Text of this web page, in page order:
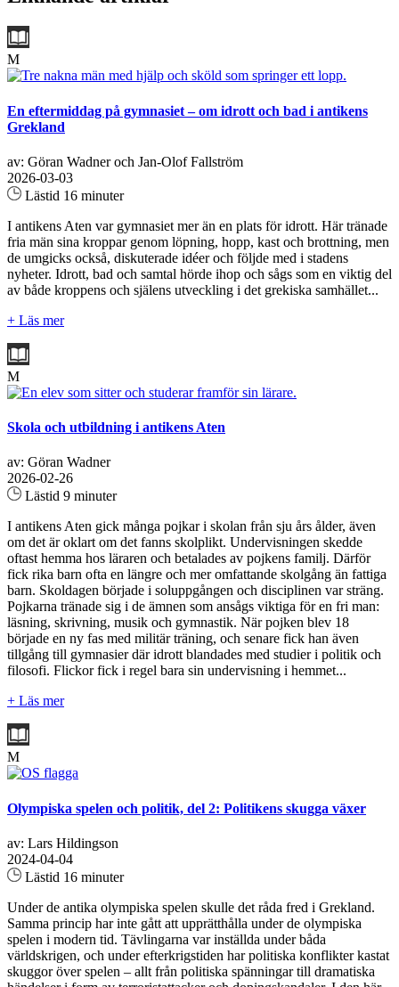
M
En eftermiddag på gymnasiet – om idrott och bad i antikens
Grekland
av: Göran Wadner och Jan-Olof Fallström
2026-03-03
Lästid 16 minuter
I antikens Aten var gymnasiet mer än en plats för idrott. Här tränade
fria män sina kroppar genom löpning, hopp, kast och brottning, men
de umgicks också, diskuterade idéer och följde med i stadens
nyheter. Idrott, bad och samtal hörde ihop och sågs som en viktig del
av både kroppens och själens utveckling i det grekiska samhället...
+ Läs mer
M
Skola och utbildning i antikens Aten
av: Göran Wadner
2026-02-26
Lästid 9 minuter
I antikens Aten gick många pojkar i skolan från sju års ålder, även
om det är oklart om det fanns skolplikt. Undervisningen skedde
oftast hemma hos läraren och betalades av pojkens familj. Därför
fick rika barn ofta en längre och mer omfattande skolgång än fattiga
barn. Skoldagen började i soluppgången och disciplinen var sträng.
Pojkarna tränade sig i de ämnen som ansågs viktiga för en fri man:
läsning, skrivning, musik och gymnastik. När pojken blev 18
började en ny fas med militär träning, och senare fick han även
tillgång till gymnasier där idrott blandades med studier i politik och
filosofi. Flickor fick i regel bara sin undervisning i hemmet...
+ Läs mer
M
Olympiska spelen och politik, del 2: Politikens skugga växer
av: Lars Hildingson
2024-04-04
Lästid 16 minuter
Under de antika olympiska spelen skulle det råda fred i Grekland.
Samma princip har inte gått att upprätthålla under de olympiska
spelen i modern tid. Tävlingarna var inställda under båda
världskrigen, och under efterkrigstiden har politiska konflikter kastat
skuggor över spelen – allt från politiska spänningar till dramatiska